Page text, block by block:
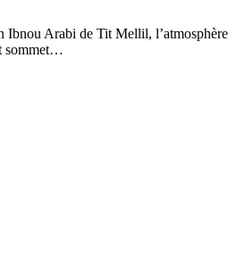
Ibnou Arabi de Tit Mellil, l’atmosphère
sommet…